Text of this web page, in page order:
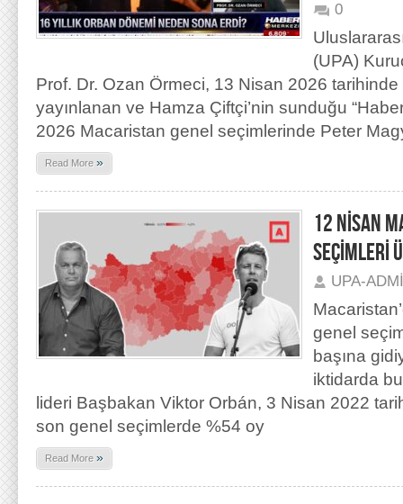
0
(UPA)
Prof. Dr. Ozan Örmeci, 13 Nisan 2026 tarihinde
yayınlanan ve Hamza Çiftçi’nin sunduğu
2026 Macaristan genel seçimlerinde Peter
Read More »
12 NİSAN
SEÇİMLERİ
UPA-
genel
başına
iktidarda
lideri Başbakan Viktor Orbán, 3 Nisan 2022
son genel seçimlerde %54 oy
Read More »